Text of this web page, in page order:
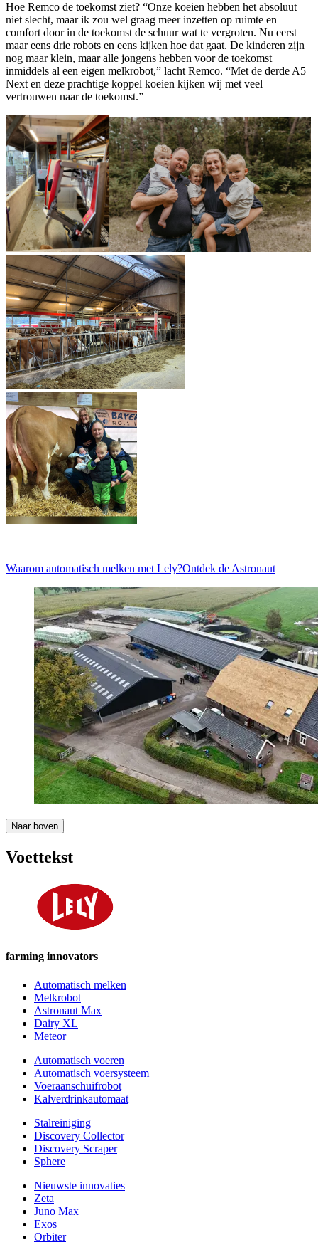
Hoe Remco de toekomst ziet? “Onze koeien hebben het absoluut
niet slecht, maar ik zou wel graag meer inzetten op ruimte en
comfort door in de toekomst de schuur wat te vergroten. Nu eerst
maar eens drie robots en eens kijken hoe dat gaat. De kinderen zijn
nog maar klein, maar alle jongens hebben voor de toekomst
inmiddels al een eigen melkrobot,” lacht Remco. “Met de derde A5
Next en deze prachtige koppel koeien kijken wij met veel
vertrouwen naar de toekomst.”
Waarom automatisch melken met Lely?Ontdek de Astronaut
Naar boven
Voettekst
farming innovators
Automatisch melken
Melkrobot
Astronaut Max
Dairy XL
Meteor
Automatisch voeren
Automatisch voersysteem
Voeraanschuifrobot
Kalverdrinkautomaat
Stalreiniging
Discovery Collector
Discovery Scraper
Sphere
Nieuwste innovaties
Zeta
Juno Max
Exos
Orbiter